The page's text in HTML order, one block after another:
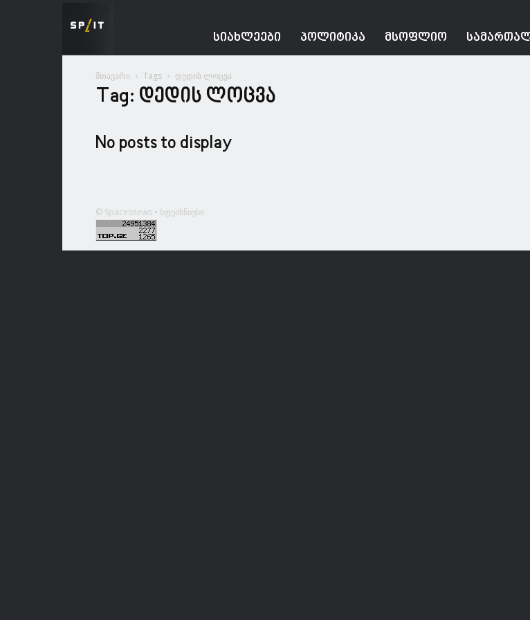
ᲡᲘᲐᲮᲚᲔᲔᲑᲘ ᲞᲝᲚᲘᲢᲘᲙᲐ ᲛᲡᲝᲤᲚᲘᲝ
მთავარი Tags დედის ლოცვა
Tag: დედის ლოცვა
No posts to display
© Spacesnews • სფეისნიუსი